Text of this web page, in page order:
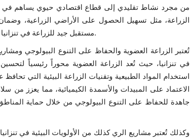
من مجرد نشاط تقليدي إلى قطاع اقتصادي حيوي يساهم في
الزراعة، مثل تسهيل الحصول على الأراضي الزراعية،
مستقبل جيد للزراعة في تنزانيا وزيادة الوعي بأهمية الزراعة وما تقدمه من تطور كبير للدول.
تُعتبر الزراعة العضوية والحفاظ على التنوع البيولوجي
في تنزانيا، حيث تُعد الزراعة العضوية محوراً رئيسياً
استخدام المواد الطبيعية وتقنيات الزراعة البيئية التي
الاعتماد على المبيدات والأسمدة الكيميائية، مما يعزز من
جاهدة للحفاظ على التنوع البيولوجي من خلال حماية
وكذلك تُعتبر مشاريع الري كذلك من الأولويات البيئية في